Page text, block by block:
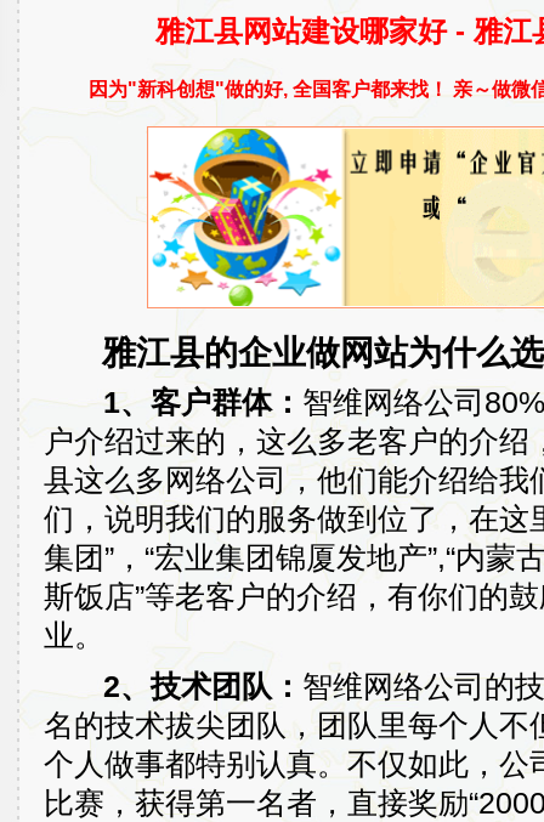
雅江县网站建设哪家好 - 雅江
因为"新科创想"做的好, 全国客户都来找！ 亲～做微
雅江县的企业做网站为什么选
1、客户群体： 智维网络公司
户介绍过来的，这么多老客户的介
县这么多网络公司，他们能介绍给我
们，说明我们的服务做到位了，在这
集团”，“宏业集团锦厦发地产”,“内蒙
斯饭店”等老客户的介绍，有你们的
业。
2、技术团队： 智维网络公司的
名的技术拔尖团队，团队里每个人不
个人做事都特别认真。不仅如此，公
比赛，获得第一名者，直接奖励